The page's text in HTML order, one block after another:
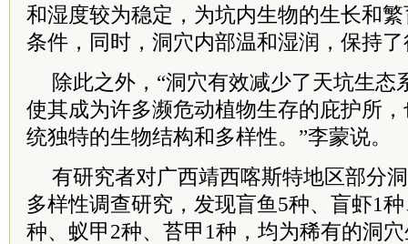
和湿度较为稳定，为坑内生物的生长和
条件，同时，洞穴内部温和湿润，保持
除此之外，“洞穴有效减少了天坑生态
使其成为许多濒危动植物生存的庇护所
统独特的生物结构和多样性。”李蒙说。
有研究者对广西靖西喀斯特地区部分
多样性调查研究，发现盲鱼5种、盲虾1
种、蚁甲2种、苔甲1种，均为稀有的洞